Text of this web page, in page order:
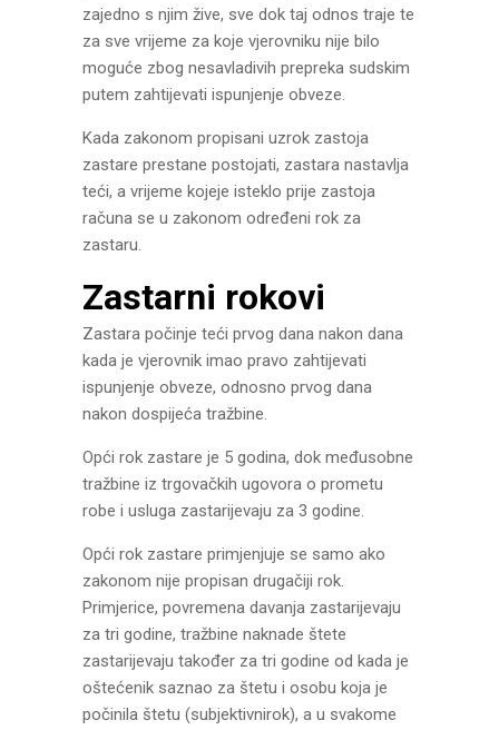
zajedno s njim žive, sve dok taj odnos traje te
za sve vrijeme za koje vjerovniku nije bilo
moguće zbog nesavladivih prepreka sudskim
putem zahtijevati ispunjenje obveze.
Kada zakonom propisani uzrok zastoja
zastare prestane postojati, zastara nastavlja
teći, a vrijeme kojeje isteklo prije zastoja
računa se u zakonom određeni rok za
zastaru.
Zastarni rokovi
Zastara počinje teći prvog dana nakon dana
kada je vjerovnik imao pravo zahtijevati
ispunjenje obveze, odnosno prvog dana
nakon dospijeća tražbine.
Opći rok zastare je 5 godina, dok međusobne
tražbine iz trgovačkih ugovora o prometu
robe i usluga zastarijevaju za 3 godine.
Opći rok zastare primjenjuje se samo ako
zakonom nije propisan drugačiji rok.
Primjerice, povremena davanja zastarijevaju
za tri godine, tražbine naknade štete
zastarijevaju također za tri godine od kada je
oštećenik saznao za štetu i osobu koja je
počinila štetu (subjektivnirok), a u svakome